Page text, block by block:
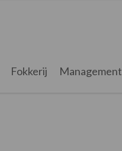
Fokkerij Management